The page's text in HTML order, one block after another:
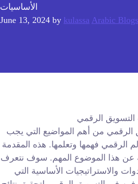
الأساسيات
June 13, 2024 by kulassa Arabic Blogs
الرقمي من أهم المواضيع التي يجب
الرقمي فهمها وتعلمها. هذه المقدمة
عن هذا الموضوع المهم. سوف نتعرف
والاستراتيجيات الأساسية التي